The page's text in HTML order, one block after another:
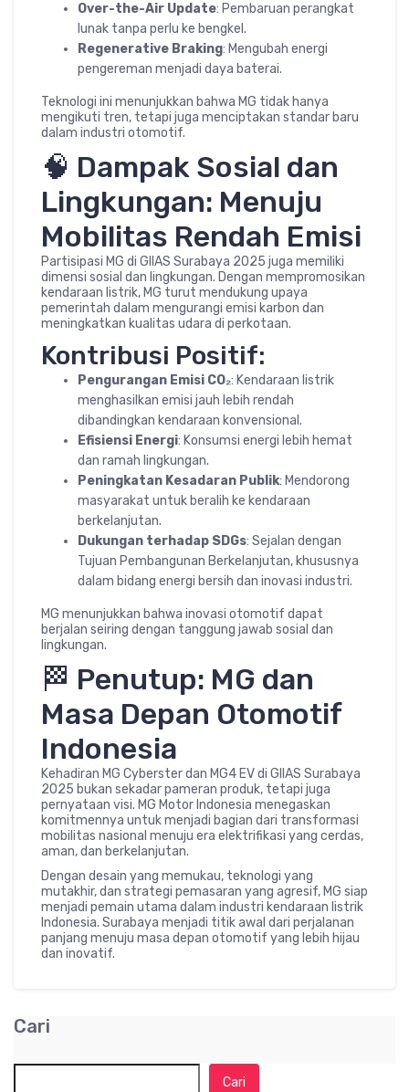
Over-the-Air Update: Pembaruan perangkat
lunak tanpa perlu ke bengkel.
Regenerative Braking: Mengubah energi
pengereman menjadi daya baterai.
Teknologi ini menunjukkan bahwa MG tidak hanya
mengikuti tren, tetapi juga menciptakan standar baru
dalam industri otomotif.
🧠 Dampak Sosial dan
Lingkungan: Menuju
Mobilitas Rendah Emisi
Partisipasi MG di GIIAS Surabaya 2025 juga memiliki
dimensi sosial dan lingkungan. Dengan mempromosikan
kendaraan listrik, MG turut mendukung upaya
pemerintah dalam mengurangi emisi karbon dan
meningkatkan kualitas udara di perkotaan.
Kontribusi Positif:
Pengurangan Emisi CO₂: Kendaraan listrik
menghasilkan emisi jauh lebih rendah
dibandingkan kendaraan konvensional.
Efisiensi Energi: Konsumsi energi lebih hemat
dan ramah lingkungan.
Peningkatan Kesadaran Publik: Mendorong
masyarakat untuk beralih ke kendaraan
berkelanjutan.
Dukungan terhadap SDGs: Sejalan dengan
Tujuan Pembangunan Berkelanjutan, khususnya
dalam bidang energi bersih dan inovasi industri.
MG menunjukkan bahwa inovasi otomotif dapat
berjalan seiring dengan tanggung jawab sosial dan
lingkungan.
🏁 Penutup: MG dan
Masa Depan Otomotif
Indonesia
Kehadiran MG Cyberster dan MG4 EV di GIIAS Surabaya
2025 bukan sekadar pameran produk, tetapi juga
pernyataan visi. MG Motor Indonesia menegaskan
komitmennya untuk menjadi bagian dari transformasi
mobilitas nasional menuju era elektrifikasi yang cerdas,
aman, dan berkelanjutan.
Dengan desain yang memukau, teknologi yang
mutakhir, dan strategi pemasaran yang agresif, MG siap
menjadi pemain utama dalam industri kendaraan listrik
Indonesia. Surabaya menjadi titik awal dari perjalanan
panjang menuju masa depan otomotif yang lebih hijau
dan inovatif.
Cari
Cari